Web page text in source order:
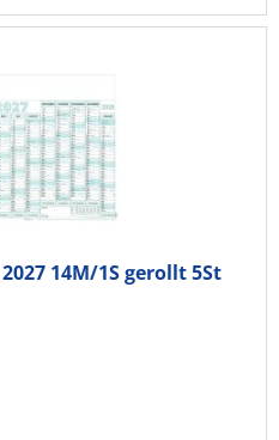
14M/1S gerollt 5St